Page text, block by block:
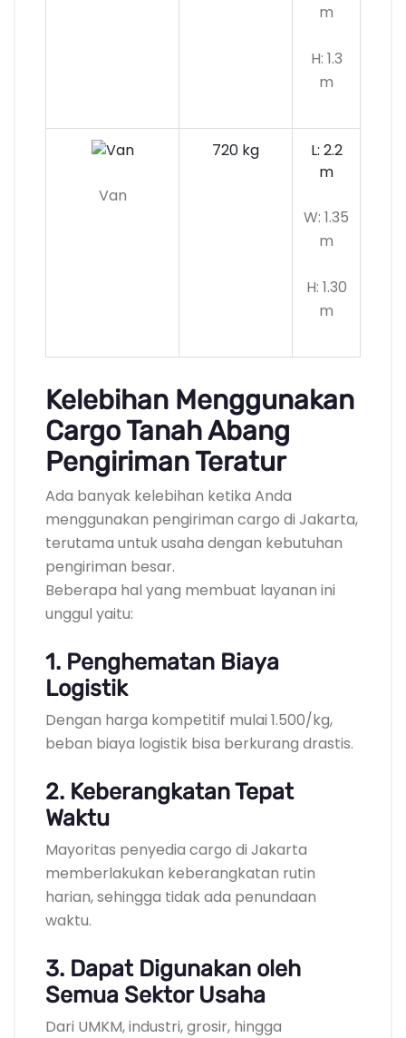
m
H: 1.3
m
Van
720 kg
L: 2.2
m
W: 1.35
m
H: 1.30
m
Kelebihan Menggunakan
Cargo Tanah Abang
Pengiriman Teratur
Ada banyak kelebihan ketika Anda
menggunakan pengiriman cargo di Jakarta,
terutama untuk usaha dengan kebutuhan
pengiriman besar.
Beberapa hal yang membuat layanan ini
unggul yaitu:
1. Penghematan Biaya
Logistik
Dengan harga kompetitif mulai 1.500/kg,
beban biaya logistik bisa berkurang drastis.
2. Keberangkatan Tepat
Waktu
Mayoritas penyedia cargo di Jakarta
memberlakukan keberangkatan rutin
harian, sehingga tidak ada penundaan
waktu.
3. Dapat Digunakan oleh
Semua Sektor Usaha
Dari UMKM, industri, grosir, hingga